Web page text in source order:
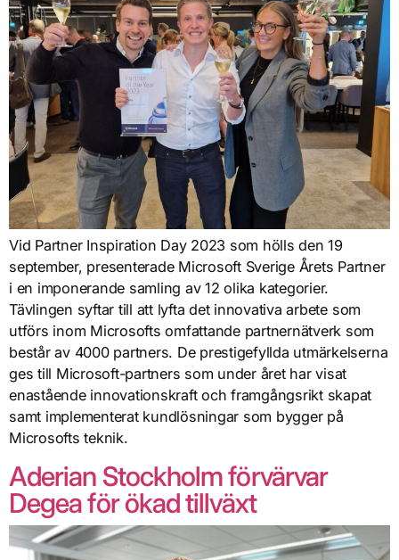
Vid Partner Inspiration Day 2023 som hölls den 19
september, presenterade Microsoft Sverige Årets Partner
i en imponerande samling av 12 olika kategorier.
Tävlingen syftar till att lyfta det innovativa arbete som
utförs inom Microsofts omfattande partnernätverk som
består av 4000 partners. De prestigefyllda utmärkelserna
ges till Microsoft-partners som under året har visat
enastående innovationskraft och framgångsrikt skapat
samt implementerat kundlösningar som bygger på
Microsofts teknik.
Aderian Stockholm förvärvar
Degea för ökad tillväxt